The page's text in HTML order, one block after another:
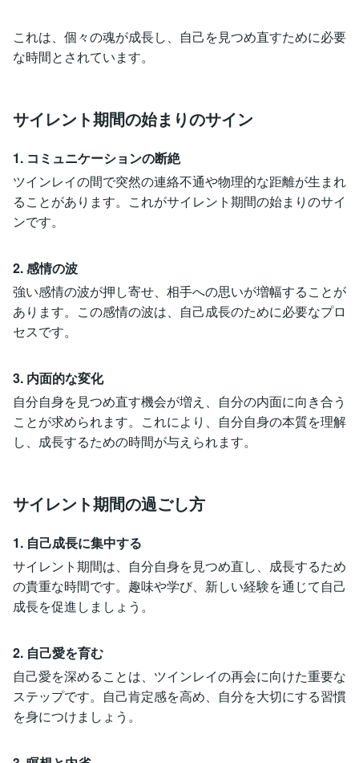
これは、個々の魂が成長し、自己を見つめ直すために必要
な時間とされています。
サイレント期間の始まりのサイン
1. コミュニケーションの断絶
ツインレイの間で突然の連絡不通や物理的な距離が生まれ
ることがあります。これがサイレント期間の始まりのサイ
ンです。
2. 感情の波
強い感情の波が押し寄せ、相手への思いが増幅することが
あります。この感情の波は、自己成長のために必要なプロ
セスです。
3. 内面的な変化
自分自身を見つめ直す機会が増え、自分の内面に向き合う
ことが求められます。これにより、自分自身の本質を理解
し、成長するための時間が与えられます。
サイレント期間の過ごし方
1. 自己成長に集中する
サイレント期間は、自分自身を見つめ直し、成長するため
の貴重な時間です。趣味や学び、新しい経験を通じて自己
成長を促進しましょう。
2. 自己愛を育む
自己愛を深めることは、ツインレイの再会に向けた重要な
ステップです。自己肯定感を高め、自分を大切にする習慣
を身につけましょう。